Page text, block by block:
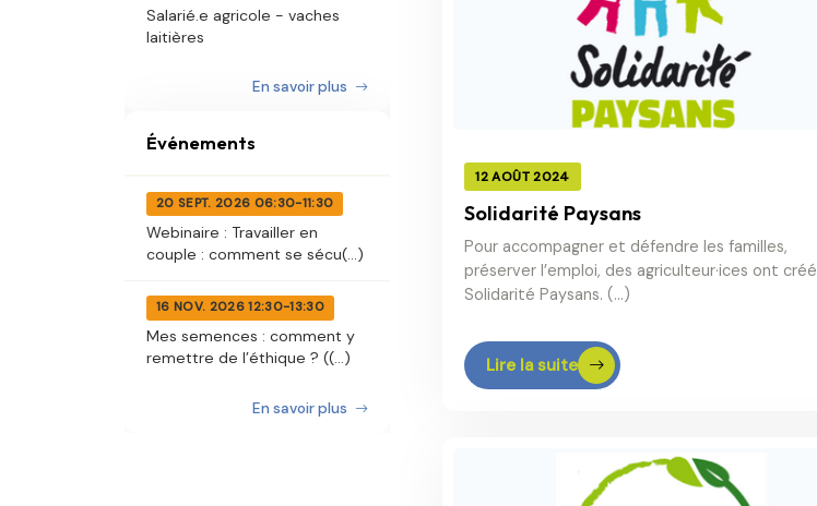
Salarié.e agricole - vaches
laitières
En savoir plus
Événements
20 SEPT. 2026 06:30-11:30
Webinaire : Travailler en
couple : comment se sécu(...)
16 NOV. 2026 12:30-13:30
Mes semences : comment y
remettre de l’éthique ? ((...)
En savoir plus
12 AOÛT 2024
Solidarité Paysans
Pour accompagner et défendre les familles,
préserver l’emploi, des agriculteur·ices ont créé
Solidarité Paysans. (…)
Lire la suite